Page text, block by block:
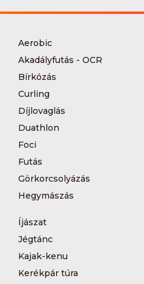
Aerobic
Akadályfutás - OCR
Bírkózás
Curling
Díjlovaglás
Duathlon
Foci
Futás
Görkorcsolyázás
Hegymászás
Íjászat
Jégtánc
Kajak-kenu
Kerékpár túra